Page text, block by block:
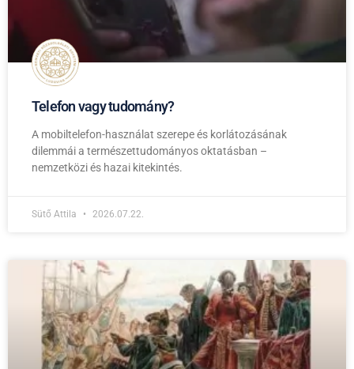
Telefon vagy tudomány?
A mobiltelefon-használat szerepe és korlátozásának
dilemmái a természettudományos oktatásban –
nemzetközi és hazai kitekintés.
Sütő Attila 2026.07.22.